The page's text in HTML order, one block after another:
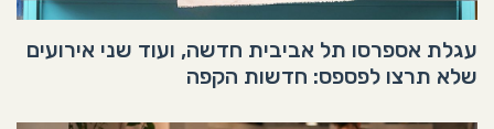
עגלת אספרסו תל אביבית חדשה, ועוד שני אירועים
שלא תרצו לפספס: חדשות הקפה